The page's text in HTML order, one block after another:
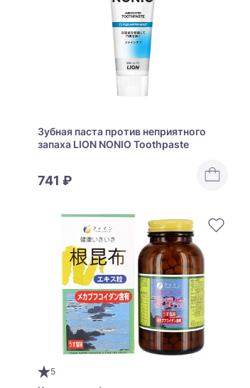
Зубная паста против неприятного
запаха LION NONIO Toothpaste
741 ₽
5